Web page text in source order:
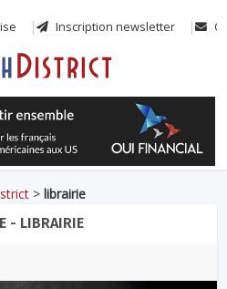
Inscription newsletter
>librairie
- LIBRAIRIE